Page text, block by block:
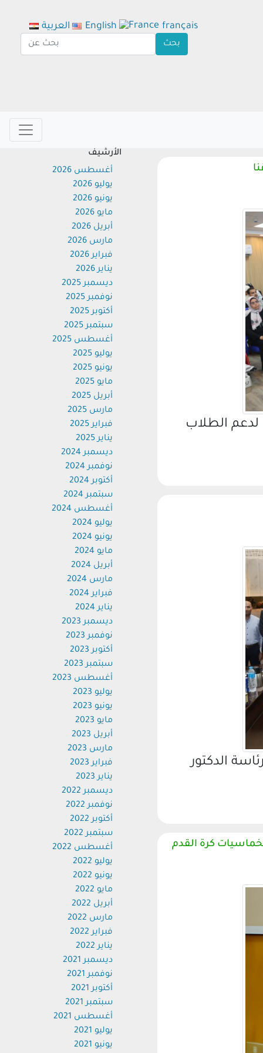
الطلاب
الدكتور
كرة القدم
الأرشيف
أغسطس 2026
يوليو 2026
يونيو 2026
مايو 2026
أبريل 2026
مارس 2026
فبراير 2026
يناير 2026
ديسمبر 2025
نوفمبر 2025
أكتوبر 2025
سبتمبر 2025
أغسطس 2025
يوليو 2025
يونيو 2025
مايو 2025
أبريل 2025
مارس 2025
فبراير 2025
يناير 2025
ديسمبر 2024
نوفمبر 2024
أكتوبر 2024
سبتمبر 2024
أغسطس 2024
يوليو 2024
يونيو 2024
مايو 2024
أبريل 2024
مارس 2024
فبراير 2024
يناير 2024
ديسمبر 2023
نوفمبر 2023
أكتوبر 2023
سبتمبر 2023
أغسطس 2023
يوليو 2023
يونيو 2023
مايو 2023
أبريل 2023
مارس 2023
فبراير 2023
يناير 2023
ديسمبر 2022
نوفمبر 2022
أكتوبر 2022
سبتمبر 2022
أغسطس 2022
يوليو 2022
يونيو 2022
مايو 2022
أبريل 2022
مارس 2022
فبراير 2022
يناير 2022
ديسمبر 2021
نوفمبر 2021
أكتوبر 2021
سبتمبر 2021
أغسطس 2021
يوليو 2021
يونيو 2021
العربية English français